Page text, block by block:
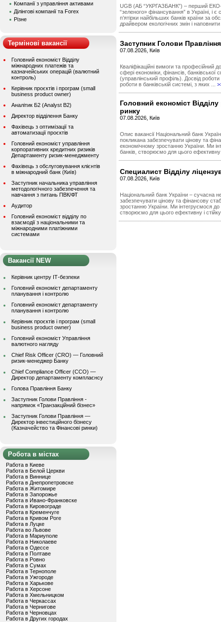
Компанії з управління активами
Ділінгові компанії та Forex
Різне
Термінові вакансії
Головний економіст Відділу
міжнародних платежів та
казначейських операцій (валютний
контроль)
Керівник проєктів і програм (small
business product owner)
Аналітик Б2 (Analyst B2)
Директор відділення Банку
Фахівець з оптимізації та
автоматизації проєктів
Головний економіст управління
корпоративних кредитних ризиків
Департаменту ризик-менеджменту
Фахівець з обслуговування клієнтів
в міжнародний банк (Київ)
Заступник начальника управління
методологічного забезпечення та
навчання з питань ПВК/ФТ
Аудитор
Головний економіст відділу по
взаємодії з національними та
міжнародними платіжними
системами
Вакансії NEW
Керівник центру ІТ-безпеки
Головний економіст департаменту
планування і контролю
Головний економіст департаменту
планування і контролю
Керівник проєктів і програм (small
business product owner)
Головний економіст Управління
валютного нагляду
Chief Risk Officer (CRO) — Головний
ризик-менеджер Банку
Chief Compliance Officer (CCO) —
Директор департаменту комплаєнсу
Голова Правління Банку
Заступник Голови Правління -
напрямок «Транзакційний бізнес»
Заступник Голови Правління —
Директор інвестиційного бізнесу
(Казначейство та Фінансові ринки)
Робота в містах
Работа в Киеве
Работа в Белой Церкви
Работа в Виннице
Работа в Днепропетровске
Работа в Житомире
Работа в Запорожье
Работа в Ивано-Франковске
Работа в Кировограде
Работа в Кременчуге
Работа в Кривом Роге
Работа в Луцке
Работа во Львове
Работа в Мариуполе
Работа в Николаеве
Работа в Одессе
Работа в Полтаве
Работа в Ровно
Работа в Сумах
Работа в Тернополе
Работа в Ужгороде
Работа в Харькове
Работа в Херсоне
Работа в Хмельницком
Работа в Черкассах
Работа в Чернигове
Работа в Черновцах
Работа в Других городах
UGB (АБ “УКРГАЗБАНК”) – перший ЕКО-
“зеленого» фінансування” в Україні,
п’ятірки найбільших банків країни за
драйвером екологічних змін і
Заступник Голови
07.08.2026, Київ
Кваліфікаційні вимоги та професійний
сфері економіки, фінансів, банківської
(управлінський профіль). Досвід
роботи в банківській системі, з яких ...
Головний економіст
ринку
07.08.2026, Київ
Опис вакансії Національний банк
покликана забезпечувати цінову та
економічному зростанню України. Ми
банків, створюємо для цього ефективну
Специалист Відділу
07.08.2026, Київ
Національний банк України – сучасна
забезпечувати цінову та фінансову
зростанню України. Ми інтегруємося до
створюємо для цього ефективну і